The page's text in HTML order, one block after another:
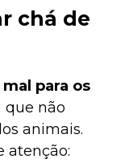
chá de
para os
que não
animais.
atenção: